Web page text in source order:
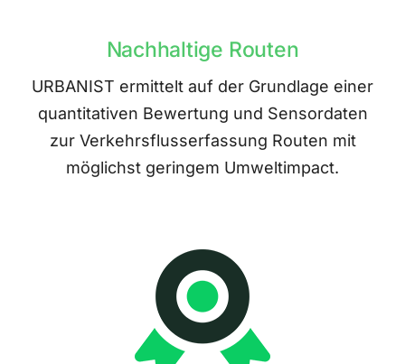
Nachhaltige Routen
URBANIST ermittelt auf der Grundlage einer
quantitativen Bewertung und Sensordaten
zur Verkehrsflusserfassung Routen mit
möglichst geringem Umweltimpact.